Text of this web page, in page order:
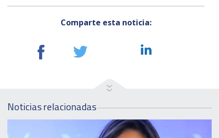
Comparte esta noticia:
Noticias relacionadas